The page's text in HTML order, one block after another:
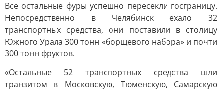
Все остальные фуры успешно пересекли госграницу.
Непосредственно в Челябинск ехало 32
транспортных средства, они поставили в столицу
Южного Урала 300 тонн «борщевого набора» и почти
300 тонн фруктов.
«Остальные 52 транспортных средства шли
транзитом в Московскую, Тюменскую, Самарскую